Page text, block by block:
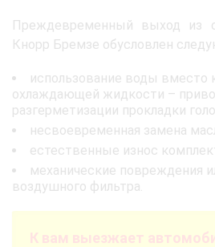
Преждевременный выход из
Кнорр Бремзе обусловлен
использование воды вместо
охлаждающей жидкости –
разгерметизации прокладки
несвоевременная замена
естественные износ
механические повреждения
воздушного фильтра.
К вам выезжает